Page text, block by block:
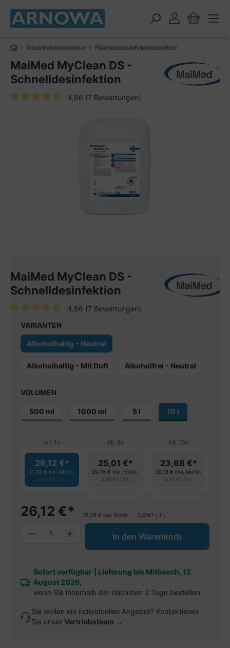
springen
Desinfektionsmittel Flächendesinfektionsmittel
MaiMed MyClean DS -
Schnelldesinfektion
4,86 (7 Bewertungen)
MaiMed MyClean DS -
Schnelldesinfektion
4,86 (7 Bewertungen)
VARIANTEN
Alkoholhaltig - Neutral
Alkoholhaltig - Mit Duft Alkoholfrei - Neutral
VOLUMEN
500 ml 1000 ml 5 l 10 l
Ab 1 x
26,12 €*
31,08 € inkl. MwSt.
2,61 €* / 1 L
Ab 3x
25,01 €*
29,76 € inkl. MwSt.
2,50 €* / 1 L
Ab 10x
23,68 €*
28,18 € inkl. MwSt.
2,37 €* / 1 L
Sofort verfügbar
Lieferung bis Mittwoch, 12.
August 2026,
wenn Sie innerhalb der nächsten 2 Tage bestellen.
26,12 €* 31,08 € inkl. MwSt. 2,61€* / 1 L
Produkt Anzahl: Gib den
In den Warenkorb
Sie wollen ein individuelles Angebot? Kontaktieren
Sie unser Vertriebsteam →